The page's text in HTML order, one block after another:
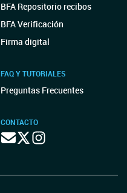
BFA Repositorio recibos
BFA Verificación
Firma digital
FAQ Y TUTORIALES
Preguntas Frecuentes
CONTACTO